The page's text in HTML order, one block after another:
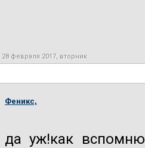
28 февраля 2017, вторник
Феникс,
да уж!как